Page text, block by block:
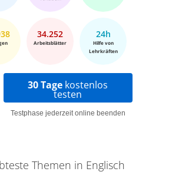
34.252
Arbeitsblätter
24h
Hilfe von
Lehrkräften
30 Tage kostenlos
testen
Testphase jederzeit online beenden
Themen in Englisch